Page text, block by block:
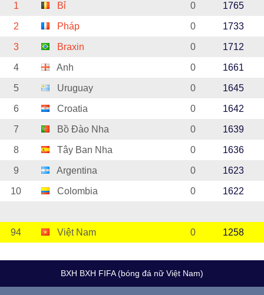
1 Bỉ 0 1765
2 Pháp 0 1733
3 Braxin 0 1712
4 Anh 0 1661
5 Uruguay 0 1645
6 Croatia 0 1642
7 Bồ Đào Nha 0 1639
8 Tây Ban Nha 0 1636
9 Argentina 0 1623
10 Colombia 0 1622
94 Việt Nam 0 1258
BXH BXH FIFA (bóng đá nữ Việt Nam)